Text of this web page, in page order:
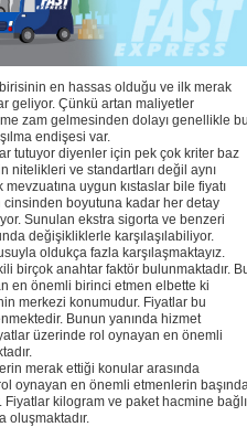
en hassas olduğu ve ilk merak
geliyor. Çünkü artan maliyetler
zam gelmesinden dolayı genellikle
endişesi var.
tutuyor diyenler için pek çok kriter baz
nitelikleri ve standartları değil aynı
uygun kıstaslar bile fiyatı
boyutuna kadar her detay
Sunulan ekstra sigorta ve benzeri
değişikliklerle karşılaşılabiliyor.
oldukça fazla karşılaşmaktayız.
birçok anahtar faktör bulunmaktadır.
en önemli birinci etmen elbette ki
merkezi konumudur. Fiyatlar bu
Bunun yanında hizmet
üzerinde rol oynayan en önemli
merak ettiği konular arasında
oynayan en önemli etmenlerin
kilogram ve paket hacmine bağlı
oluşmaktadır.